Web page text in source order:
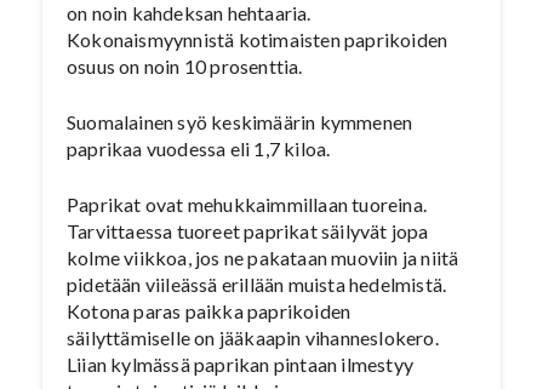
on noin kahdeksan hehtaaria.
Kokonaismyynnistä kotimaisten paprikoiden
osuus on noin 10 prosenttia.
Suomalainen syö keskimäärin kymmenen
paprikaa vuodessa eli 1,7 kiloa.
Paprikat ovat mehukkaimmillaan tuoreina.
Tarvittaessa tuoreet paprikat säilyvät jopa
kolme viikkoa, jos ne pakataan muoviin ja niitä
pidetään viileässä erillään muista hedelmistä.
Kotona paras paikka paprikoiden
säilyttämiselle on jääkaapin vihanneslokero.
Liian kylmässä paprikan pintaan ilmestyy